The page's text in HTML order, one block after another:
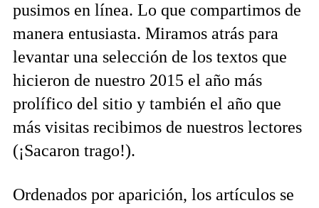
pusimos en línea. Lo que compartimos de
manera entusiasta. Miramos atrás para
levantar una selección de los textos que
hicieron de nuestro 2015 el año más
prolífico del sitio y también el año que
más visitas recibimos de nuestros lectores
(¡Sacaron trago!).
Ordenados por aparición, los artículos se